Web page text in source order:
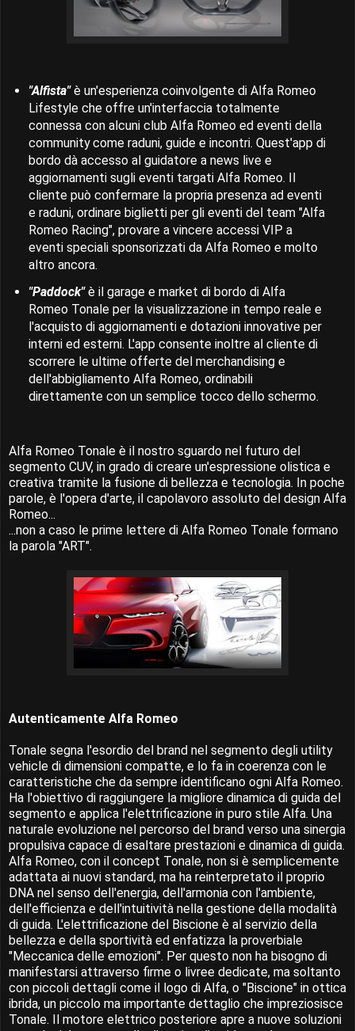
"Alfista"è un'esperienza coinvolgente di Alfa Romeo
Lifestyle che offre un'interfaccia totalmente
connessa con alcuni club Alfa Romeo ed eventi della
community come raduni, guide e incontri. Quest'app di
bordo dà accesso al guidatore a news live e
aggiornamenti sugli eventi targati Alfa Romeo. Il
cliente può confermare la propria presenza ad eventi
e raduni, ordinare biglietti per gli eventi del team "Alfa
Romeo Racing", provare a vincere accessi VIP a
eventi speciali sponsorizzati da Alfa Romeo e molto
altro ancora.
"Paddock"è il garage e market di bordo di Alfa
Romeo Tonale per la visualizzazione in tempo reale e
l'acquisto di aggiornamenti e dotazioni innovative per
interni ed esterni. L'app consente inoltre al cliente di
scorrere le ultime offerte del merchandising e
dell'abbigliamento Alfa Romeo, ordinabili
direttamente con un semplice tocco dello schermo.
Alfa Romeo Tonale è il nostro sguardo nel futuro del
segmento CUV, in grado di creare un'espressione olistica e
creativa tramite la fusione di bellezza e tecnologia. In poche
parole, è l'opera d'arte, il capolavoro assoluto del design Alfa
Romeo...
...non a caso le prime lettere di Alfa Romeo Tonale formano
la parola "ART".
Autenticamente Alfa Romeo
Tonale segna l'esordio del brand nel segmento degli utility
vehicle di dimensioni compatte, e lo fa in coerenza con le
caratteristiche che da sempre identificano ogni Alfa Romeo.
Ha l'obiettivo di raggiungere la migliore dinamica di guida del
segmento e applica l'elettrificazione in puro stile Alfa. Una
naturale evoluzione nel percorso del brand verso una sinergia
propulsiva capace di esaltare prestazioni e dinamica di guida.
Alfa Romeo, con il concept Tonale, non si è semplicemente
adattata ai nuovi standard, ma ha reinterpretato il proprio
DNA nel senso dell'energia, dell'armonia con l'ambiente,
dell'efficienza e dell'intuitività nella gestione della modalità
di guida. L'elettrificazione del Biscione è al servizio della
bellezza e della sportività ed enfatizza la proverbiale
"Meccanica delle emozioni". Per questo non ha bisogno di
manifestarsi attraverso firme o livree dedicate, ma soltanto
con piccoli dettagli come il logo di Alfa, o "Biscione" in ottica
ibrida, un piccolo ma importante dettaglio che impreziosisce
Tonale. Il motore elettrico posteriore apre a nuove soluzioni